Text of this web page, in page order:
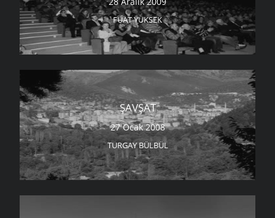
FUAT YÜKSEK
ŞAVŞAT
27 Ocak 2008
TURGAY BÜLBÜL